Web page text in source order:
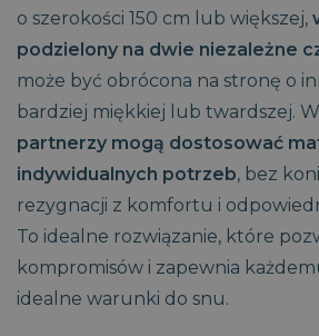
o szerokości 150 cm lub większej,
podzielony na dwie niezależne
może być obrócona na stronę o
bardziej miękkiej lub twardszej.
partnerzy mogą dostosować
indywidualnych potrzeb, bez
rezygnacji z komfortu i
To idealne rozwiązanie, które
kompromisów i zapewnia
idealne warunki do snu.